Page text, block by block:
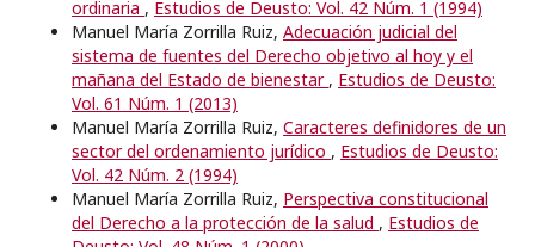
ordinaria , Estudios de Deusto: Vol. 42 Núm. 1 (1994)
Manuel María Zorrilla Ruiz, Adecuación judicial del
sistema de fuentes del Derecho objetivo al hoy y el
mañana del Estado de bienestar , Estudios de Deusto:
Vol. 61 Núm. 1 (2013)
Manuel María Zorrilla Ruiz, Caracteres definidores de un
sector del ordenamiento jurídico , Estudios de Deusto:
Vol. 42 Núm. 2 (1994)
Manuel María Zorrilla Ruiz, Perspectiva constitucional
del Derecho a la protección de la salud , Estudios de